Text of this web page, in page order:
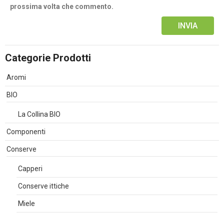
prossima volta che commento.
Categorie Prodotti
Aromi
BIO
La Collina BIO
Componenti
Conserve
Capperi
Conserve ittiche
Miele